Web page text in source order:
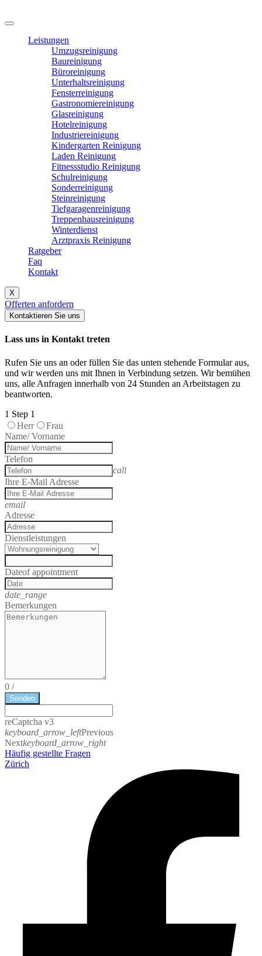
Leistungen
Umzugsreinigung
Baureinigung
Büroreinigung
Unterhaltsreinigung
Fensterreinigung
Gastronomiereinigung
Glasreinigung
Hotelreinigung
Industriereinigung
Kindergarten Reinigung
Laden Reinigung
Fitnessstudio Reinigung
Schulreinigung
Sonderreinigung
Steinreinigung
Tiefgaragenreinigung
Treppenhausreinigung
Winterdienst
Arztpraxis Reinigung
Ratgeber
Faq
Kontakt
X
Offerten anfordern
Kontaktieren Sie uns
Lass uns in Kontakt treten
Rufen Sie uns an oder füllen Sie das unten stehende Formular aus,
und wir werden uns mit Ihnen in Verbindung setzen. Wir bemühen
uns, alle Anfragen innerhalb von 24 Stunden an Arbeitstagen zu
beantworten.
1 Step 1
Herr
Frau
Name/ Vorname
Telefon
call
Ihre E-Mail Adresse
email
Adresse
Dienstleistungen
Dateof appointment
date_range
Bemerkungen
0 /
Senden
reCaptcha v3
keyboard_arrow_leftPrevious
Nextkeyboard_arrow_right
Häufig gestellte Fragen
Zürich